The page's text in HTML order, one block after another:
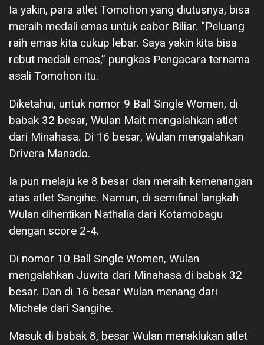
Ia yakin, para atlet Tomohon yang diutusnya, bisa
meraih medali emas untuk cabor Biliar. “Peluang
raih emas kita cukup lebar. Saya yakin kita bisa
rebut medali emas,” pungkas Pengacara ternama
asali Tomohon itu.
Diketahui, untuk nomor 9 Ball Single Women, di
babak 32 besar, Wulan Mait mengalahkan atlet
dari Minahasa. Di 16 besar, Wulan mengalahkan
Drivera Manado.
Ia pun melaju ke 8 besar dan meraih kemenangan
atas atlet Sangihe. Namun, di semifinal langkah
Wulan dihentikan Nathalia dari Kotamobagu
dengan score 2-4.
Di nomor 10 Ball Single Women, Wulan
mengalahkan Juwita dari Minahasa di babak 32
besar. Dan di 16 besar Wulan menang dari
Michele dari Sangihe.
Masuk di babak 8, besar Wulan menaklukan atlet